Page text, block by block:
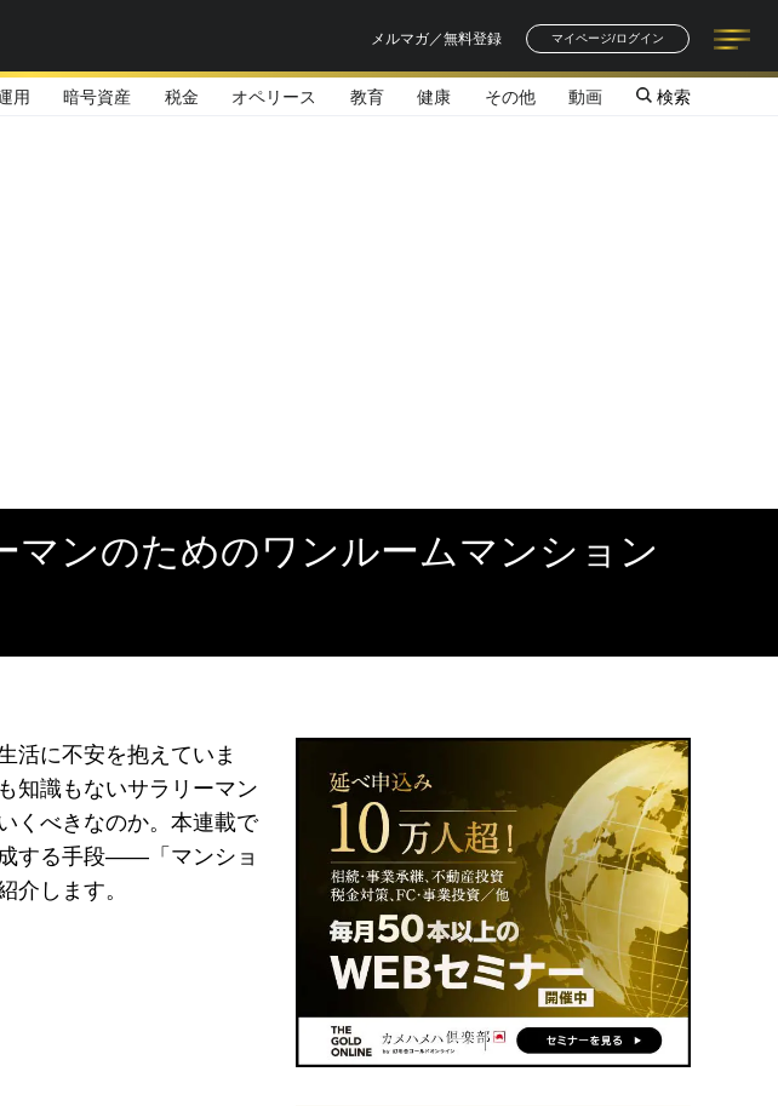
メルマガ／無料登録
マイページ/ログイン
記事一覧
著者一覧
用 暗号資産 税金 オペリース 教育 健康 その他 動画 検索
マンのためのワンルームマンション
活に不安を抱えていま
知識もないサラリーマン
くべきなのか。本連載で
する手段――「マンショ
介します。